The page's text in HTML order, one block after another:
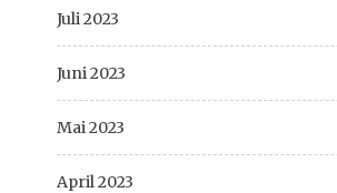
Juli 2023
Juni 2023
Mai 2023
April 2023